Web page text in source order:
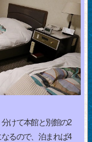
けて本館と別館の2
るので、泊まれば4